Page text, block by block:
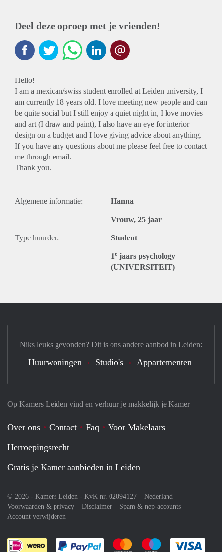
Deel deze oproep met je vrienden!
Hello!
I am a mexican/swiss student enrolled at Leiden university, I
am currently 18 years old. I love meeting new people and can
be quite social but I still enjoy a quiet night in, I love movies
and art (I draw and paint), I also have an eye for interior
design on a budget and I love giving advice about anything.
If you have any questions about me please feel free to contact
me through email.
Thank you.
Algemene informatie: Hanna
Vrouw, 25 jaar
Type huurder: Student
1e jaars psychology
(UNIVERSITEIT)
Op Kamers Leiden vind en verhuur je makkelijk je Kamer
Over ons Contact Faq
Voor Makelaars
Herroepingsrecht
Gratis je Kamer aanbieden in Leiden
© 2026 - Kamers Leiden - KvK nr. 02094127 – Nederland
Voorwaarden & privacy
Disclaimer
Spam & nep-accounts
Account verwijderen
Je rekent gemakkelijk af met Paypal
Je rekent gemakkelijk af met
Je rekent
Niks leuks gevonden? Dit is ons andere aanbod in Leiden:
Huurwoningen Studio's Appartementen